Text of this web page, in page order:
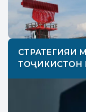
СТРАТЕГИЯИ
ТОҶИКИСТОН